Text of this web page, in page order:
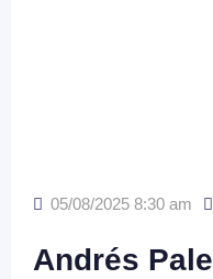
05/08/2025 8:30 am
Andrés